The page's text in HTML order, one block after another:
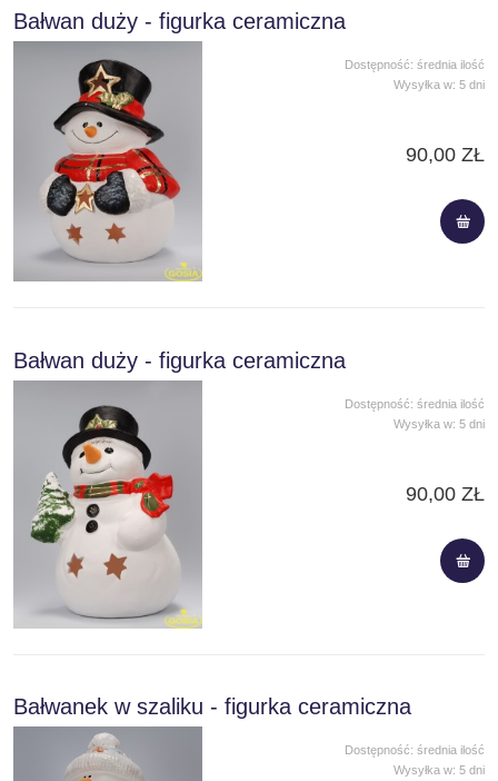
Bałwan duży - figurka ceramiczna
Dostępność: średnia ilość
Wysyłka w: 5 dni
90,00 ZŁ
Bałwan duży - figurka ceramiczna
Dostępność: średnia ilość
Wysyłka w: 5 dni
90,00 ZŁ
Bałwanek w szaliku - figurka ceramiczna
Dostępność: średnia ilość
Wysyłka w: 5 dni